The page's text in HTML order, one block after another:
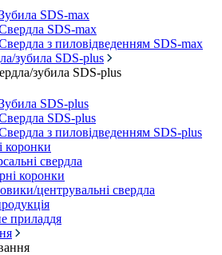
SDS-max
SDS-max
з пиловідведенням SDS-max
зубила SDS-plus
зубила SDS-plus
SDS-plus
SDS-plus
з пиловідведенням SDS-plus
коронки
свердла
коронки
центрувальні свердла
приладдя